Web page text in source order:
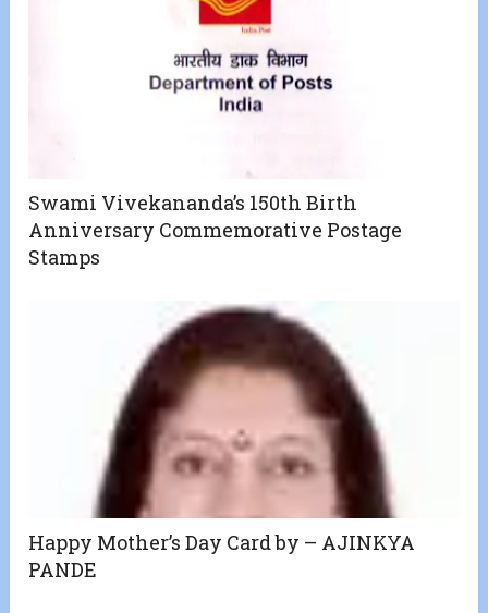
Swami Vivekananda’s 150th Birth
Anniversary Commemorative Postage
Stamps
Happy Mother’s Day Card by – AJINKYA
PANDE